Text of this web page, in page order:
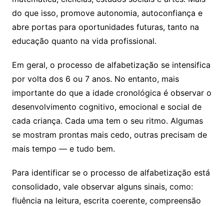
do que isso, promove autonomia, autoconfiança e
abre portas para oportunidades futuras, tanto na
educação quanto na vida profissional.
Em geral, o processo de alfabetização se intensifica
por volta dos 6 ou 7 anos. No entanto, mais
importante do que a idade cronológica é observar o
desenvolvimento cognitivo, emocional e social de
cada criança. Cada uma tem o seu ritmo. Algumas
se mostram prontas mais cedo, outras precisam de
mais tempo — e tudo bem.
Para identificar se o processo de alfabetização está
consolidado, vale observar alguns sinais, como:
fluência na leitura, escrita coerente, compreensão